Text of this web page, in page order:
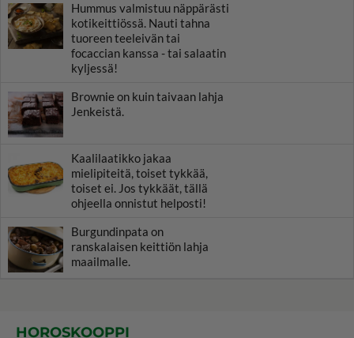
Hummus valmistuu näppärästi
kotikeittiössä. Nauti tahna
tuoreen teeleivän tai
focaccian kanssa - tai salaatin
kyljessä!
Brownie on kuin taivaan lahja
Jenkeistä.
Kaalilaatikko jakaa
mielipiteitä, toiset tykkää,
toiset ei. Jos tykkäät, tällä
ohjeella onnistut helposti!
Burgundinpata on
ranskalaisen keittiön lahja
maailmalle.
HOROSKOOPPI